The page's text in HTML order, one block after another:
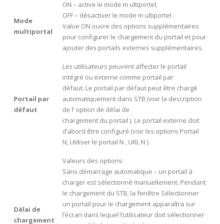
Mode
multiportal
ON – active le mode m ultiportel;
OFF – désactiver le mode m ultiportel .
Value ON ouvre des options supplémentaires
pour configurer le chargement du portail et pour
ajouter des portails externes supplémentaires.
Portail par
défaut
Les utilisateurs peuvent affecter le portail
intégré ou externe comme portail par
défaut. Le portail par défaut peut être chargé
automatiquement dans STB (voir la description
de l’ option de délai de
chargement du portail ). Le portail externe doit
d’abord être configuré (voir les options Portail
N, Utiliser le portail N , URL N ).
Délai de
chargement
Valeurs des options:
Sans démarrage automatique – un portail à
charger est sélectionné manuellement. Pendant
le chargement du STB, la fenêtre Sélectionner
un portail pour le chargement apparaîtra sur
l’écran dans lequel l’utilisateur doit sélectionner